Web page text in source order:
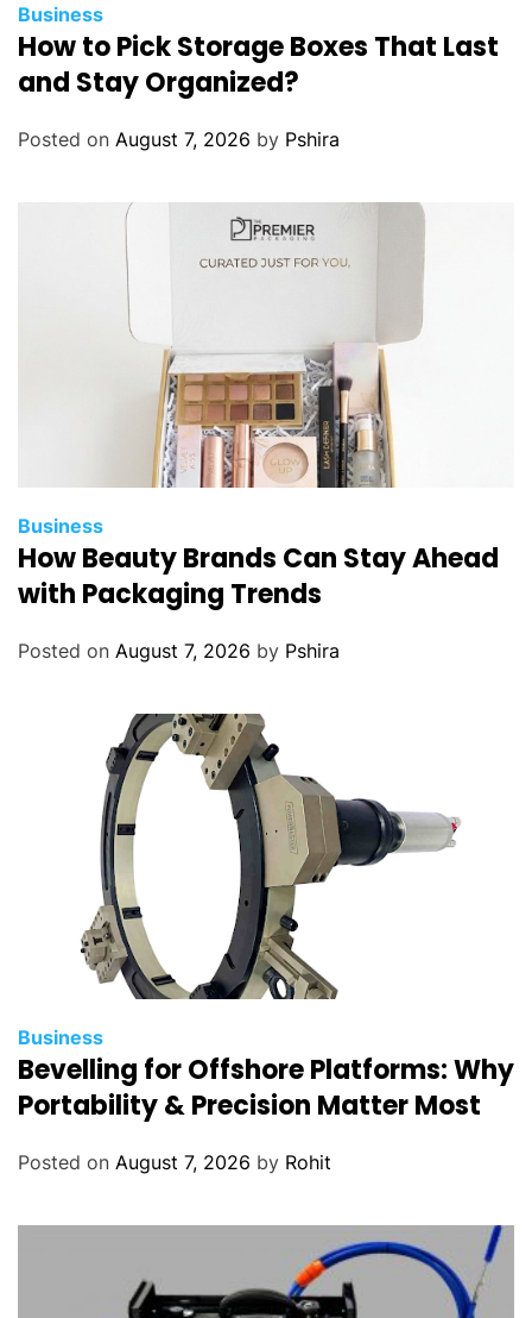
Business
How to Pick Storage Boxes That Last
and Stay Organized?
Posted on August 7, 2026 by Pshira
Business
How Beauty Brands Can Stay Ahead
with Packaging Trends
Posted on August 7, 2026 by Pshira
Business
Bevelling for Offshore Platforms: Why
Portability & Precision Matter Most
Posted on August 7, 2026 by Rohit